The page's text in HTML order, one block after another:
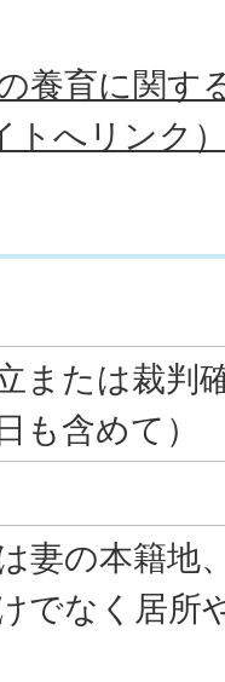
養育に関す
トへリンク
または裁判
も含めて）
妻の本籍地
でなく居所